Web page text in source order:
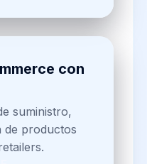
real de
con
en